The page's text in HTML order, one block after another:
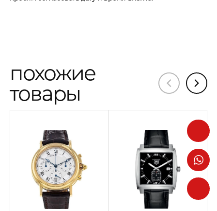
похожие
товары